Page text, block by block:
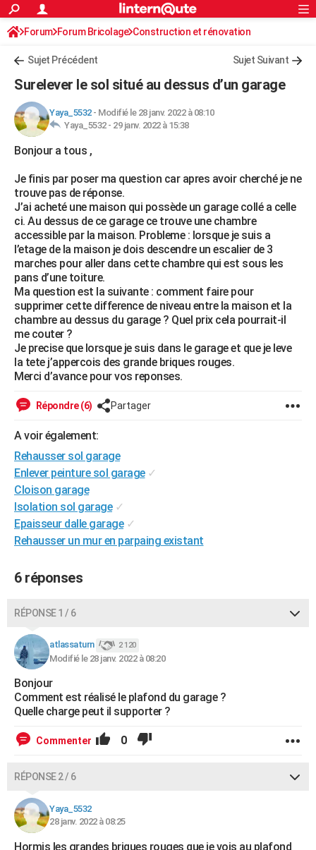
ACTUALITÉS
Politique
Société
Faits Divers
Education
Monde
Villes
+
FINANCE
Retraite
Impôts
Epargne
Immobilier
Risques naturels par ville
Banque
Assurance
Crédit
AUTO
Essais
Réserver un essai
Citadines
Berlines
SUV
Forum auto
+HIGH-TECH
Mobiles
Meilleur smartphone
Internet
Ordinateurs
Jeux vidéo
Guide high-tech
+BRICOLAGE
Forum
Aménagement intérieur
Extérieur
Cuisine
Salle de bains
Jardinage
Rangement
WEEK-END
Guides de France
Escapades
Patrimoine
Expositions
Musées
Week-end nature
+LIFESTYLE
Art de vivre
Modes de vie
SANTE
Alimentation
Guide de la santé
Maladies
Médicaments
Sommeil
VOYAGE
Destinations
City break
Voyage nature
Voyage de noces
Forum
Climat
+PHOTO
GUIDES D'ACHAT
Carte de Noël
Carte Bonne année
Carte Saint-Valentin
Carte Pâques
Carte d'anniversaire
Dictionnaire
Biographies
Citations
Expressions
Proverbes
PROGRAMME TV
COPAINS D'AVANT
S'inscrire
Se connecter
Lycées
Collèges
Primaires
Universités
Entreprises
Service militaire
Avis de recherche
AVIS DE DÉCÈS
Bricolage
Lifestyle
Culture
Television
Voyage
Rechercher
S'inscrire
Connexion
Forum Forum Bricolage Construction et rénovation
Charpente, toiture, combles
Sujet Précédent Sujet Suivant
Surelever le sol situé au dessus d’un garage
Yaya_5532- Modifié le 28 janv. 2022 à 08:10
Yaya_5532 - 29 janv. 2022 à 15:38
Bonjour a tous ,
Je finis par poser ma question car apres avoir cherché je ne
trouve pas de réponse.
J’ai acheté une maison qui possède un garage collé a celle
ci. Au dessus de ce garage ce trouve une chambre
accessible par la maison. Probleme : lorsque je suis a
l’etage de la maison je dois descendre un escalier de 3
marches pour aller dans cette chambre qui est sous les
pans d’une toiture.
Ma question est la suivante : comment faire pour
supprimer cette difference de niveau entre la maison et la
chambre au dessus du garage ? Quel prix cela pourrait-il
me couter ?
Je precise que lorsque je suis dans le garage et que je leve
la tete j’appercois des grande briques rouges.
Merci d’avance pour vos reponses.
Répondre (6) Partager
A voir également:
Rehausser sol garage
Enlever peinture sol garage ✓
Cloison garage
Isolation sol garage ✓
Epaisseur dalle garage ✓
Rehausser un mur en parpaing existant
6 réponses
RÉPONSE 1 / 6
atlassaturn 2 120
Modifié le 28 janv. 2022 à 08:20
Bonjour
Comment est réalisé le plafond du garage ?
Quelle charge peut il supporter ?
Commenter 0
RÉPONSE 2 / 6
Yaya_5532
28 janv. 2022 à 08:25
Hormis les grandes briques rouges que je vois au plafond